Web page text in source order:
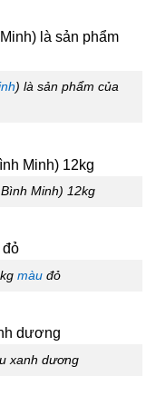
) là sản phẩm của
Minh) 12kg
màu đỏ
xanh dương